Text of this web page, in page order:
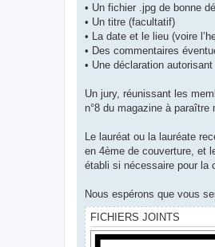
• Un fichier .jpg de bonne
• Un titre (facultatif)
• La date et le lieu (voire
• Des commentaires
• Une déclaration
Un jury, réunissant les
n°8 du magazine à paraître
Le lauréat ou la lauréate
en 4ème de couverture, et
établi si nécessaire pour la
Nous espérons que vous
FICHIERS JOINTS